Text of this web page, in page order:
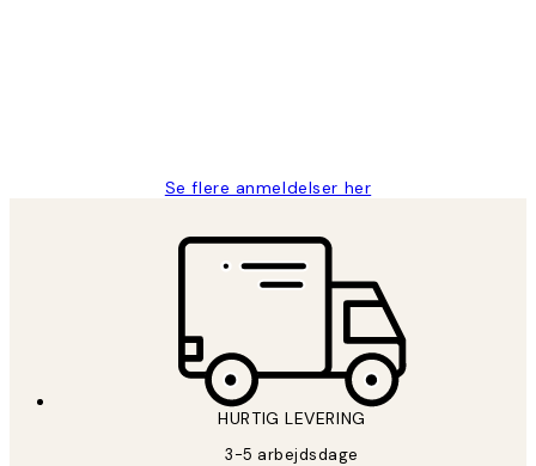
Se flere anmeldelser her
HURTIG LEVERING
3-5 arbejdsdage